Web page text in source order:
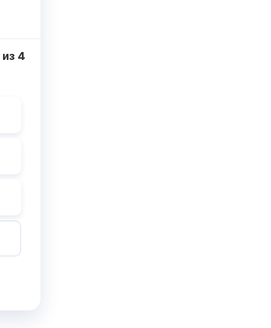
из 4